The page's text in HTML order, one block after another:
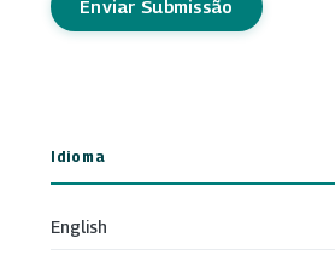
Enviar Submissão
Idioma
English